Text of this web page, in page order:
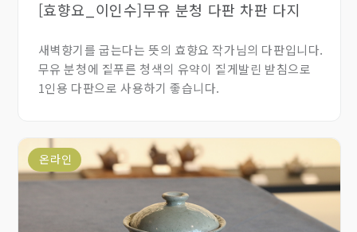
[효향요_이인수]무유 분청 다판 차판 다지
새벽향기를 굽는다는 뜻의 효향요 작가님의 다판입니다.
무유 분청에 짙푸른 청색의 유약이 짙게발린 받침으로
1인용 다판으로 사용하기 좋습니다.
온라인